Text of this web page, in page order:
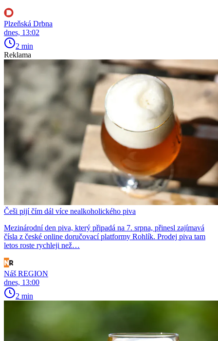
Plzeňská Drbna
dnes, 13:02
2 min
Reklama
Češi pijí čím dál více nealkoholického piva
Mezinárodní den piva, který připadá na 7. srpna, přinesl zajímavá
čísla z české online doručovací platformy Rohlík. Prodej piva tam
letos roste rychleji než…
Náš REGION
dnes, 13:00
2 min